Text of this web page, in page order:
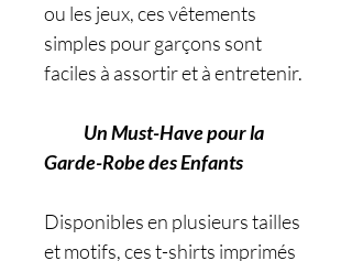
ou les jeux, ces vêtements
simples pour garçons sont
faciles à assortir et à entretenir.
Un Must-Have pour la
Garde-Robe des Enfants
Disponibles en plusieurs tailles
et motifs, ces t-shirts imprimés